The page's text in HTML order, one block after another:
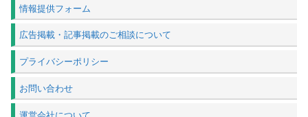
情報提供フォーム
広告掲載・記事掲載のご相談について
プライバシーポリシー
お問い合わせ